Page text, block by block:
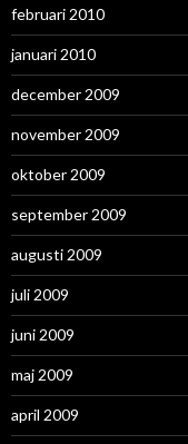
februari 2010
januari 2010
december 2009
november 2009
oktober 2009
september 2009
augusti 2009
juli 2009
juni 2009
maj 2009
april 2009